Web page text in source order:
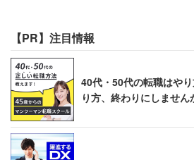
【PR】注目情報
40代・50代の転職はや
り方、終わりにしません